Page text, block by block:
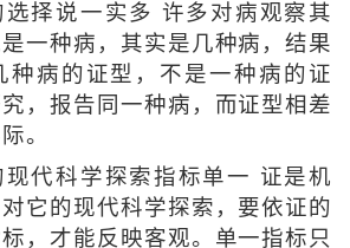
说一实多 许多对病观察其
一种病，其实是几种病，结果
种病的证型，不是一种病的证
，报告同一种病，而证型相差
。
科学探索指标单一 证是机
它的现代科学探索，要依证的
，才能反映客观。单一指标只